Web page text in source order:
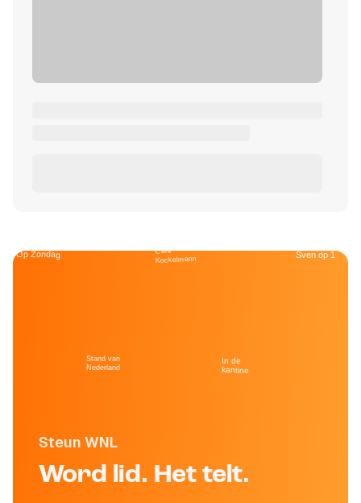
Steun WNL
Word lid. Het telt.
Op Zondag
Stand van
Nederland
Café
Kockelmann
In de
kantine
Sven op 1